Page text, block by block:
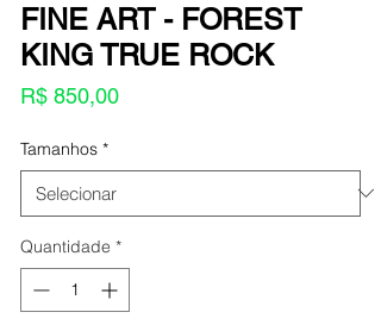
FINE ART - FOREST
KING TRUE ROCK
R$ 850,00Preço
Tamanhos *
Quantidade *